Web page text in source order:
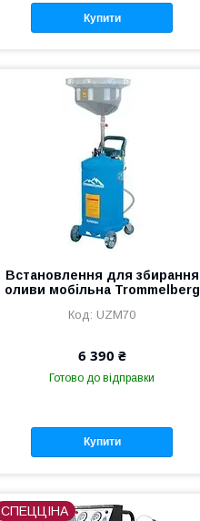
Купити
Встановлення для збирання
оливи мобільна Trommelberg
UZM70
6 390 ₴
Готово до відправки
Купити
СПЕЦЦІНА